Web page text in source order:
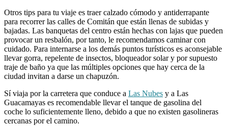
Otros tips para tu viaje es traer calzado cómodo y antiderrapante
para recorrer las calles de Comitán que están llenas de subidas y
bajadas. Las banquetas del centro están hechas con lajas que pueden
provocar un resbalón, por tanto, le recomendamos caminar con
cuidado. Para internarse a los demás puntos turísticos es aconsejable
llevar gorra, repelente de insectos, bloqueador solar y por supuesto
traje de baño ya que las múltiples opciones que hay cerca de la
ciudad invitan a darse un chapuzón.
Sí viaja por la carretera que conduce a Las Nubes y a Las
Guacamayas es recomendable llevar el tanque de gasolina del
coche lo suficientemente lleno, debido a que no existen gasolineras
cercanas por el camino.